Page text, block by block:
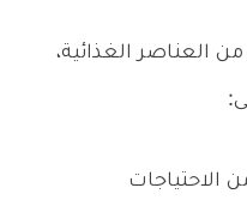
العناصر الغذائية،
ب2 بنسبة 11% من الاحتياجات